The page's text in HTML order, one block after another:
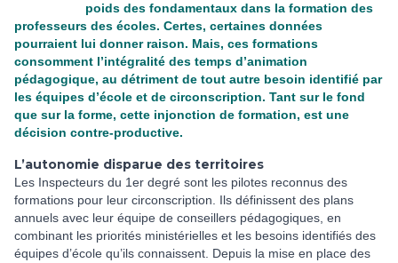
poids des fondamentaux dans la formation des
professeurs des écoles. Certes, certaines données
pourraient lui donner raison. Mais, ces formations
consomment l’intégralité des temps d’animation
pédagogique, au détriment de tout autre besoin identifié par
les équipes d’école et de circonscription. Tant sur le fond
que sur la forme, cette injonction de formation, est une
décision contre-productive.
L’autonomie disparue des territoires
Les Inspecteurs du 1er degré sont les pilotes reconnus des
formations pour leur circonscription. Ils définissent des plans
annuels avec leur équipe de conseillers pédagogiques, en
combinant les priorités ministérielles et les besoins identifiés des
équipes d’école qu’ils connaissent. Depuis la mise en place des